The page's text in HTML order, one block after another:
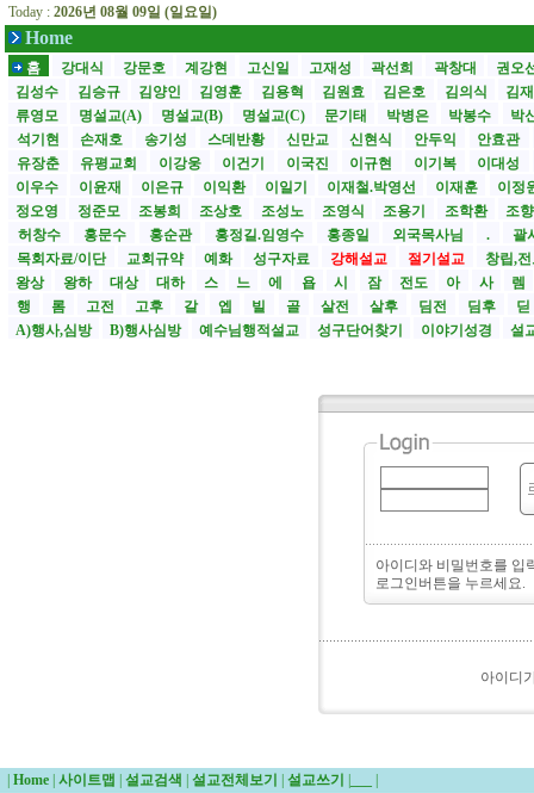
Today : 2026년 08월 09일 (일요일)
Home
홈 강대식 강문호 계강현 고신일 고재성 곽선희 곽창대
권오
김성수
김승규 김양인 김영훈 김용혁 김원효 김은호 김의식
김
류영모
명설교(A) 명설교(B) 명설교(C) 문기태 박병은 박봉수
박
석기현
손재호 송기성 스데반황 신만교 신현식 안두익
안효관
유장춘
유평교회 이강웅 이건기 이국진 이규현 이기복
이대성
이우수
이윤재 이은규 이익환 이일기 이재철.박영선 이재훈
이정
정오영
정준모 조봉희 조상호 조성노 조영식 조용기 조학환
조
허창수
홍문수 홍순관 홍정길.임영수 홍종일 외국목사님 .
괄
목회자료/이단
교회규약 예화 성구자료 강해설교 절기설교
창립,
왕상
왕하 대상 대하 스 느 에 욥 시 잠 전도 아 사
렘
행
롬 고전 고후 갈 엡 빌 골 살전 살후 딤전 딤후
딛
A)행사,심방
B)행사심방 예수님행적설교 성구단어찾기 이야기성경 설
아이디와 비밀번호를 입
로그인버튼을 누르세요.
아이디
Home 사이트맵 설교검색 설교전체보기 설교쓰기